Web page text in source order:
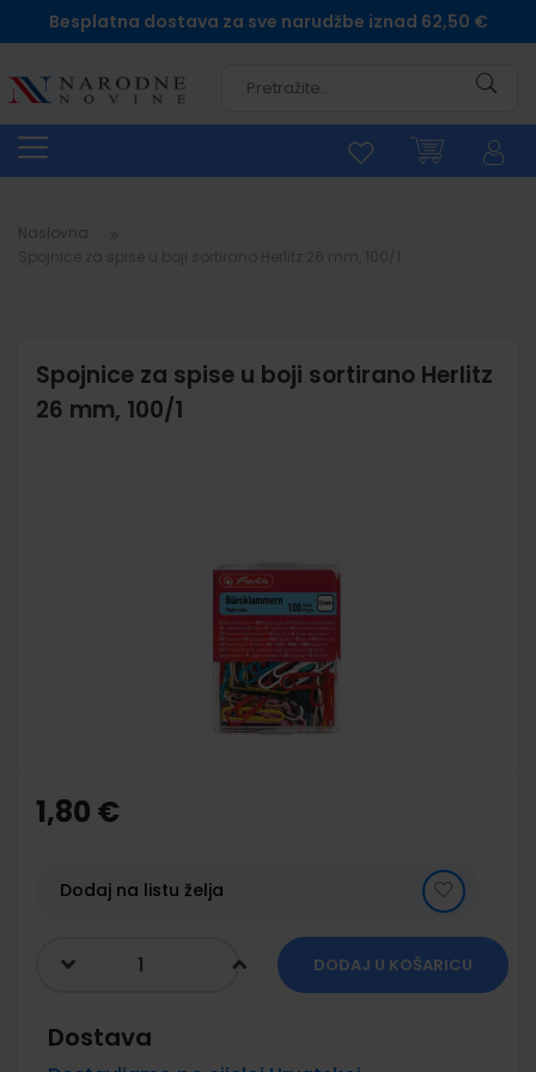
Besplatna dostava za sve narudžbe iznad 62,50 €
Naslovna
Spojnice za spise u boji sortirano Herlitz
26 mm, 100/1
the
beginning
gallery
1,80 €
Dodaj na listu želja
DODAJ U KOŠARICU
Dostava